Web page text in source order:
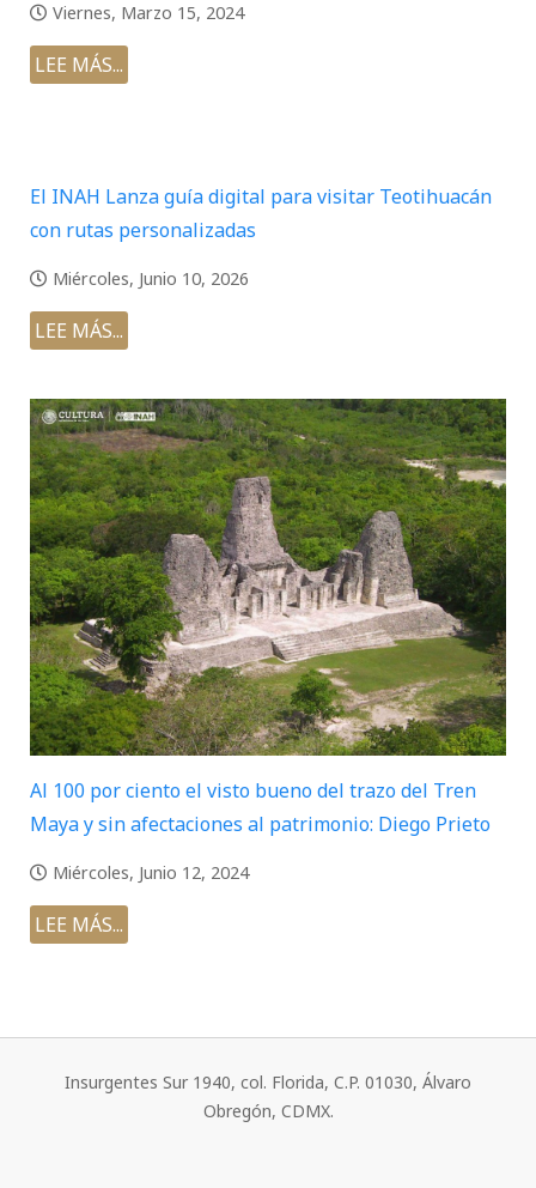
Viernes, Marzo 15, 2024
LEE MÁS...
El INAH Lanza guía digital para visitar Teotihuacán
con rutas personalizadas
Miércoles, Junio 10, 2026
LEE MÁS...
Al 100 por ciento el visto bueno del trazo del Tren
Maya y sin afectaciones al patrimonio: Diego Prieto
Miércoles, Junio 12, 2024
LEE MÁS...
Insurgentes Sur 1940, col. Florida, C.P. 01030, Álvaro
Obregón, CDMX.